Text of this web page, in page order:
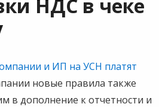
НДС в чеке
и ИП на УСН платят
новые правила также
в дополнение к отчетности и